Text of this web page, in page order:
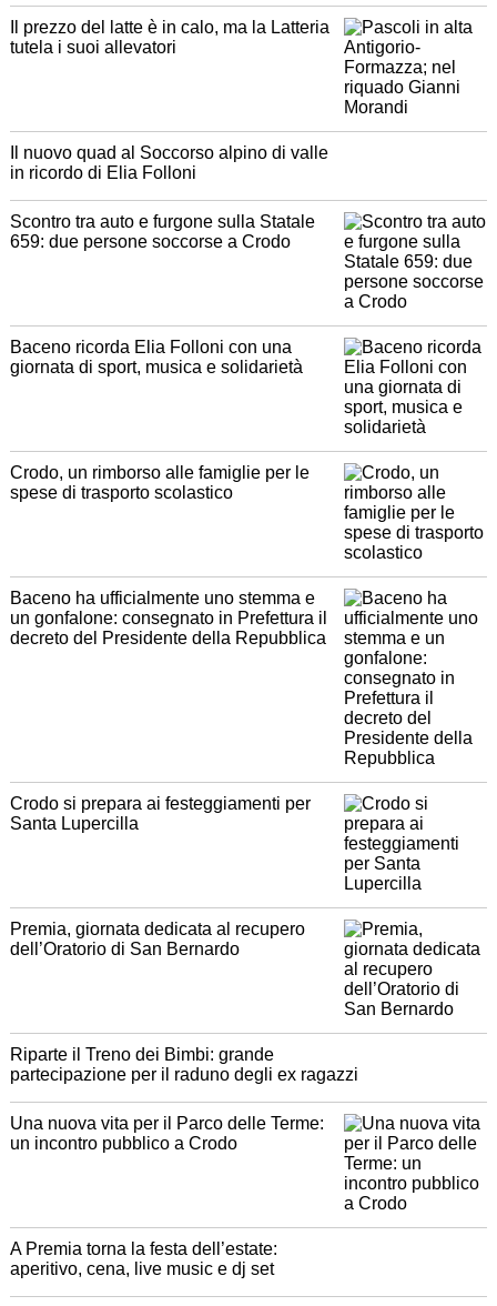
Il prezzo del latte è in calo, ma la Latteria
tutela i suoi allevatori
Il nuovo quad al Soccorso alpino di valle
in ricordo di Elia Folloni
Scontro tra auto e furgone sulla Statale
659: due persone soccorse a Crodo
Baceno ricorda Elia Folloni con una
giornata di sport, musica e solidarietà
Crodo, un rimborso alle famiglie per le
spese di trasporto scolastico
Baceno ha ufficialmente uno stemma e
un gonfalone: consegnato in Prefettura il
decreto del Presidente della Repubblica
Crodo si prepara ai festeggiamenti per
Santa Lupercilla
Premia, giornata dedicata al recupero
dell’Oratorio di San Bernardo
Riparte il Treno dei Bimbi: grande
partecipazione per il raduno degli ex ragazzi
Una nuova vita per il Parco delle Terme:
un incontro pubblico a Crodo
A Premia torna la festa dell’estate:
aperitivo, cena, live music e dj set